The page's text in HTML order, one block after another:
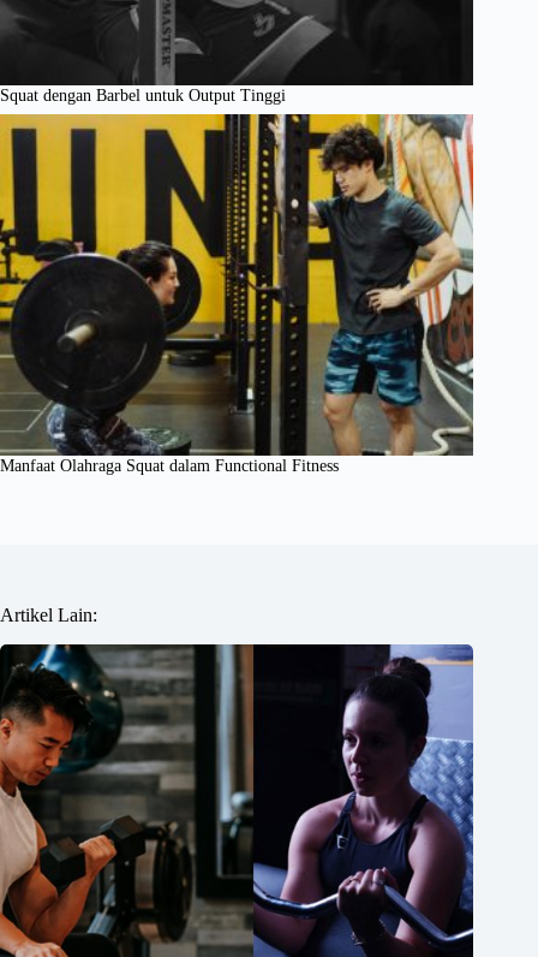
Squat dengan Barbel untuk Output Tinggi
Manfaat Olahraga Squat dalam Functional Fitness
Artikel Lain: